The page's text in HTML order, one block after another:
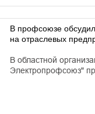
В профсоюзе
на отраслевых
В областной
Электропрофсоюз"